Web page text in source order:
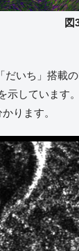
図
だいち」搭載
示しています
ります。